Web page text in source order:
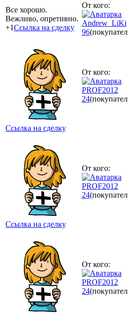
Все хорошо.
Вежливо, опретивно.
+1Ссылка на сделку
От кого:
Andrew_LiKi
96
Ссылка на сделку
От кого:
PROF2012
24
Ссылка на сделку
От кого:
PROF2012
24
От кого:
PROF2012
24